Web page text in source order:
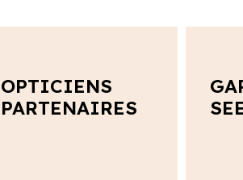
OPTICIENS
PARTENAIRES